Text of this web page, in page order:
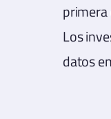
primera
Los
datos